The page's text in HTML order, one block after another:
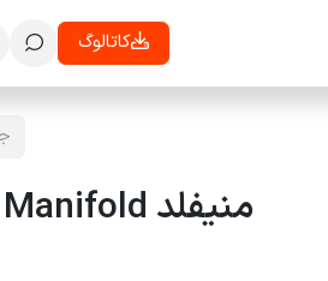
رویدادها تماس با ماکاتالوگ
منیفلد Manifold